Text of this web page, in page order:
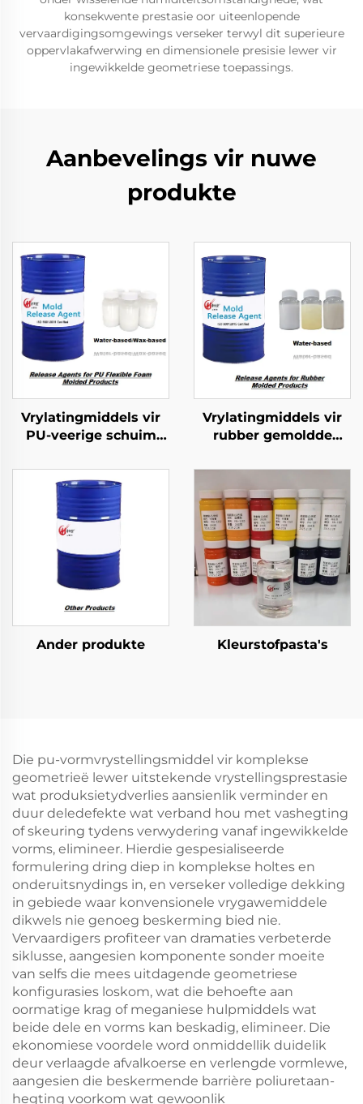
konsekwente prestasie oor uiteenlopende
vervaardigingsomgewings verseker terwyl dit superieure
oppervlakafwerwing en dimensionele presisie lewer vir
ingewikkelde geometriese toepassings.
Aanbevelings vir nuwe
produkte
Vrylatingmiddels vir
PU-veerige schuim
Vrylatingmiddels vir
rubber gemoldde
Ander produkte Kleurstofpasta's
Die pu-vormvrystellingsmiddel vir komplekse
geometrieë lewer uitstekende vrystellingsprestasie
wat produksietydverlies aansienlik verminder en
duur deledefekte wat verband hou met vashegting
of skeuring tydens verwydering vanaf ingewikkelde
vorms, elimineer. Hierdie gespesialiseerde
formulering dring diep in komplekse holtes en
onderuitsnydings in, en verseker volledige dekking
in gebiede waar konvensionele vrygawemiddele
dikwels nie genoeg beskerming bied nie.
Vervaardigers profiteer van dramaties verbeterde
siklusse, aangesien komponente sonder moeite
van selfs die mees uitdagende geometriese
konfigurasies loskom, wat die behoefte aan
oormatige krag of meganiese hulpmiddels wat
beide dele en vorms kan beskadig, elimineer. Die
ekonomiese voordele word onmiddellik duidelik
deur verlaagde afvalkoerse en verlengde vormlewe,
aangesien die beskermende barrière poliuretaan-
hegting voorkom wat gewoonlik